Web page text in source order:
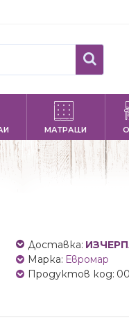
МАТРАЦИ
Доставка:
Марка: Евромар
Продуктов код: